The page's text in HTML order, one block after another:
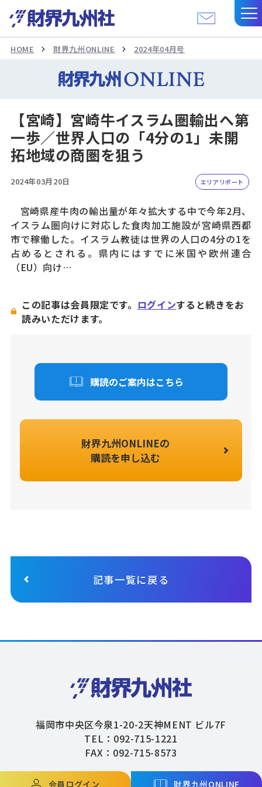
HOME 財界九州ONLINE 2024年04月号
【宮崎】宮崎牛イスラム圏輸出へ第
一歩／世界人口の「4分の1」未開
拓地域の商圏を狙う
2024年03月20日 エリアリポート
宮崎県産牛肉の輸出量が年々拡大する中で今年2月、
イスラム圏向けに対応した食肉加工施設が宮崎県西都
市で稼働した。イスラム教徒は世界の人口の4分の1を
占めるとされる。県内にはすでに米国や欧州連合
（EU）向け…
この記事は会員限定です。 ログインすると続きをお
読みいただけます。
購読のご案内はこちら
財界九州ONLINEの
購読を申し込む
記事一覧に戻る
会員ログイン 財界九州ONLINE
福岡市中央区今泉1-20-2天神MENT ビル7F
TEL：092-715-1221
FAX：092-715-8573